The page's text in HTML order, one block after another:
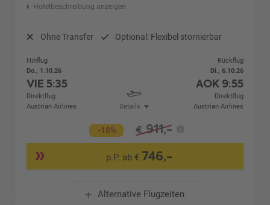
Hotelbeschreibung anzeigen
Ohne Transfer Optional: Flexibel stornierbar
Hinflug
Do., 1.10.26
VIE5:35
Direktflug
Austrian Airlines
Details
Rückflug
Di., 6.10.26
AOK 9:55
Direktflug
Austrian Airlines
-18% € 911,-
p.P. ab € 746,-
Alternative Flugzeiten